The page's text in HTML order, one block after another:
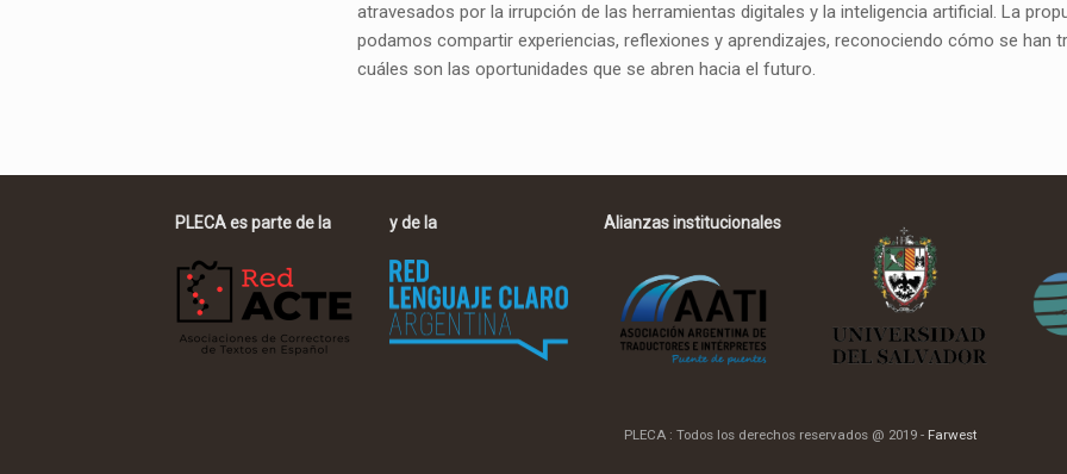
atravesados por la irrupción de las herramientas digitales y la inteligencia artificial. La
podamos compartir experiencias, reflexiones y aprendizajes, reconociendo cómo se
cuáles son las oportunidades que se abren hacia el futuro.
PLECA es parte de la y de la Alianzas institucionales
PLECA : Todos los derechos reservados @ 2019 - Farwest